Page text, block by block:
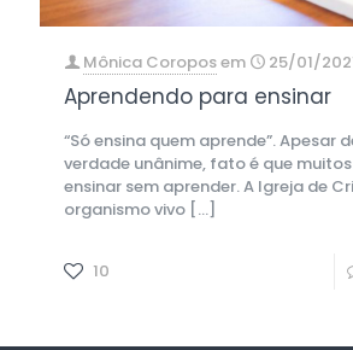
Mônica Coroposem 25/01/
Aprendendo para ensinar
“Só ensina quem aprende”. Apesar
verdade unânime, fato é que
ensinar sem aprender. A Igreja de
organismo vivo […]
10